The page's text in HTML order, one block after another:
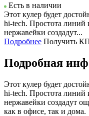
Есть в наличии
Этот кулер будет
hi-tech. Простота линий
нержавейки создадут...
Подробнее Получить
Подробная
Этот кулер будет
hi-tech. Простота линий
нержавейки создадут
как в офисе, так и дома.